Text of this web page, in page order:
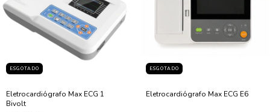
ESGOTADO
Eletrocardiógrafo Max ECG 1
Bivolt
ESGOTADO
Eletrocardiógrafo Max ECG E6